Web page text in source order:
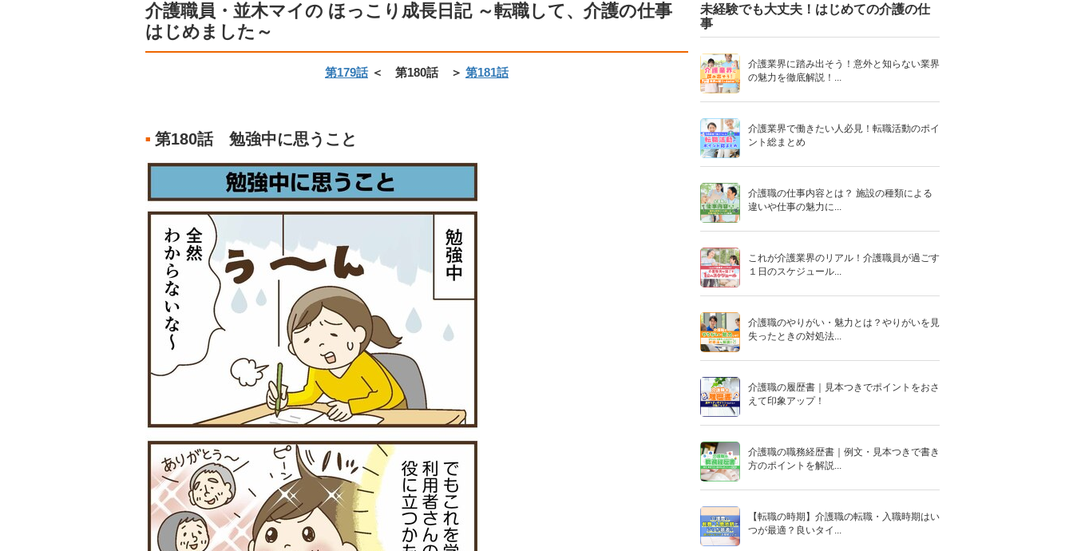
介護職員・並木マイの ほっこり成長日記 ～転職して、介護の仕事
はじめました～
第179話＜ 第180話 ＞ 第181話
■ 第180話 勉強中に思うこと
未経験でも大丈夫！はじめての介護の仕
事
介護業界に踏み出そう！意外と知らない業界
の魅力を徹底解説！...
介護業界で働きたい人必見！転職活動のポイ
ント総まとめ
介護職の仕事内容とは？ 施設の種類による
違いや仕事の魅力に...
これが介護業界のリアル！介護職員が過ごす
１日のスケジュール...
介護職のやりがい・魅力とは？やりがいを見
失ったときの対処法...
介護職の履歴書｜見本つきでポイントをおさ
えて印象アップ！
介護職の職務経歴書｜例文・見本つきで書き
方のポイントを解説...
【転職の時期】介護職の転職・入職時期はい
つが最適？良いタイ...